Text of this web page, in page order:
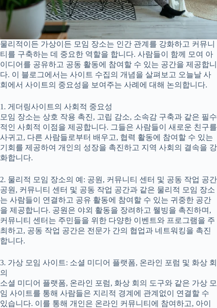
물리적이든 가상이든 모임 장소는 인간 관계를 강화하고 커뮤니
티를 구축하는 데 중요한 역할을 합니다. 사람들이 함께 모여 아
이디어를 공유하고 공동 활동에 참여할 수 있는 공간을 제공합니
다. 이 블로그에서는 사이트 수집의 개념을 살펴보고 오늘날 사
회에서 사이트의 중요성을 보여주는 사례에 대해 논의합니다.
1. 게더링사이트의 사회적 중요성
모임 장소는 상호 작용 촉진, 고립 감소, 소속감 구축과 같은 필수
적인 사회적 이점을 제공합니다. 그들은 사람들이 새로운 친구를
사귀고, 다른 사람들로부터 배우고, 협력 활동에 참여할 수 있는
기회를 제공하여 개인의 성장을 촉진하고 지역 사회의 결속을 강
화합니다.
2. 물리적 모임 장소의 예: 공원, 커뮤니티 센터 및 공동 작업 공간
공원, 커뮤니티 센터 및 공동 작업 공간과 같은 물리적 모임 장소
는 사람들이 연결하고 공유 활동에 참여할 수 있는 귀중한 공간
을 제공합니다. 공원은 야외 활동을 장려하고 웰빙을 촉진하며,
커뮤니티 센터는 주민들을 위한 다양한 이벤트와 프로그램을 주
최하고, 공동 작업 공간은 전문가 간의 협업과 네트워킹을 촉진
합니다.
3. 가상 모임 사이트: 소셜 미디어 플랫폼, 온라인 포럼 및 화상 회
의
소셜 미디어 플랫폼, 온라인 포럼, 화상 회의 도구와 같은 가상 모
임 사이트를 통해 사람들은 지리적 경계에 관계없이 연결할 수
있습니다. 이를 통해 개인은 온라인 커뮤니티에 참여하고, 아이